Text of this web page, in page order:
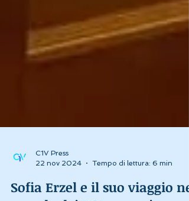
22 nov 2024
Tempo di lettura: 6 min